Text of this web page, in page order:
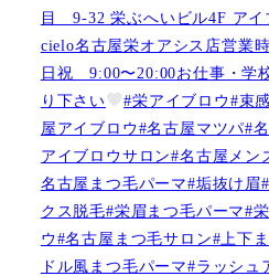
目 9-32 栄ぶへいビル4F ア
cielo名古屋栄オアシス店営業
日祝 9:00〜20:00お仕事・学
り下さい
#栄アイブロウ#束
屋アイブロウ#名古屋マツパ#
アイブロウサロン#名古屋メン
名古屋まつ毛パーマ#垢抜け眉
クス脱毛#栄眉まつ毛パーマ#
ウ#名古屋まつ毛サロン#上下
ドル風まつ毛パーマ#ラッシ